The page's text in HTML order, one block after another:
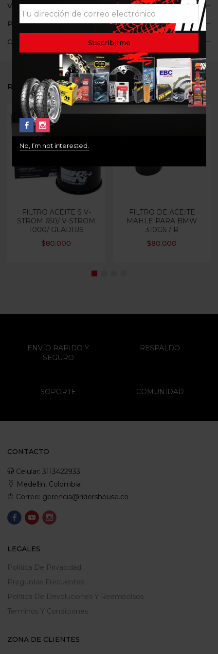
Valoraciones (0)
Políticas de la tienda
Consultas
RELATED PRODUCTS
FILTRO ACEITE S V-
STROM 650/ V-STROM
1000/ GLADIUS
$80.000
FILTRO DE ACEITE
MAHLE PARA BMW
310GS / R
$80.000
No, I’m not interested.
ENVÍO RAPIDO Y
SEGURO
RESPALDO
SOPORTE COMUNIDAD
CONTACTO
Celular: 3113422933
Medellin, Colombia
Correo: gerencia@ridershouse.co
LEGALES
Politica De Privacidad
Preguntas Frecuentes
Política De Devoluciones Y Reembolsos
Terminos Y Condiciones
ZONA DE CLIENTES